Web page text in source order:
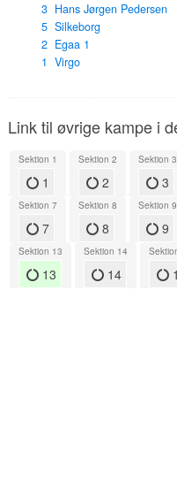
3 Hans Jørgen Pedersen
5 Silkeborg
2 Egaa 1
1 Virgo
Link til øvrige kampe i
Sektion 1
1
Sektion 2
2
Sektion 3
3
Sektion 7
7
Sektion 8
8
Sektion 9
9
Sektion 13
13
Sektion 14
14